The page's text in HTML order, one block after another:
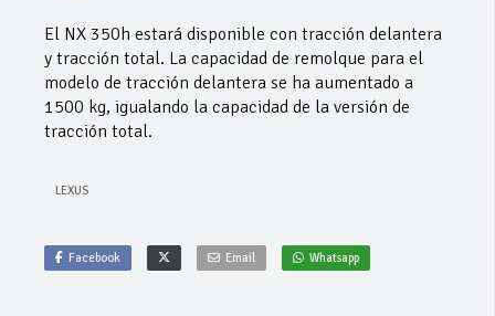
El NX 350h estará disponible con tracción delantera
y tracción total. La capacidad de remolque para el
modelo de tracción delantera se ha aumentado a
1500 kg, igualando la capacidad de la versión de
tracción total.
LEXUS
Facebook Email Whatsapp